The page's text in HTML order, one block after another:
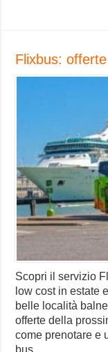
Flixbus:
Scopri il servizio
low cost in estate
belle località
offerte della
come prenotare e
bus.